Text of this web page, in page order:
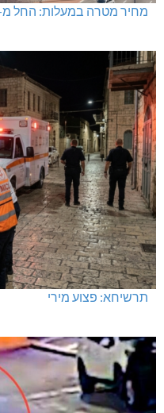
מחיר מטרה במעלות: החל מ-728,000